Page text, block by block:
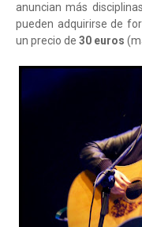
anuncian más
pueden adquirirse de
un precio de 30 euros